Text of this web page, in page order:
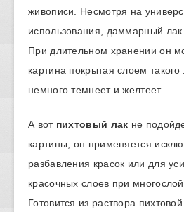
живописи. Несмотря на
использования, даммарный
При длительном хранении он
картина покрытая слоем
немного темнеет и желтеет.
А вот пихтовый лак не
картины, он применяется
разбавления красок или для
красочных слоев при
Готовится из раствора